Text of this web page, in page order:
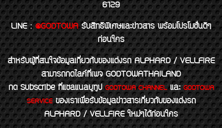
6129
LINE : @GODTOWA รับสิทธิพิเศษและข่าวสาร พร้อมโปรโมชั่นดีๆ
ก่อนใคร
สำหรับผู้ที่สนใจข้อมูลเกี่ยวกับของแต่งรถ ALPHARD / VELLFIRE
สามารถกดไลค์ที่เพจ GODTOWATHAILAND
กด Subscribe ที่แชลแนลยูทูปGODTOWA CHANNELและGODTOWA
SERVICEของเราเพื่อรับข้อมูลข่าวสารเกี่ยวกับของแต่งรถ
ALPHARD / VELLFIRE ใหม่ๆได้ก่อนใคร